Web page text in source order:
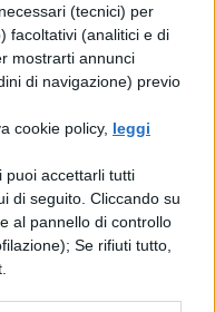
(tecnici) per
facoltativi (analitici e di
mostrarti annunci
di navigazione) previo
cookie policy, leggi
puoi accettarli tutti
di seguito. Cliccando su
al pannello di controllo
Se rifiuti tutto,
stare in società
puro caso, un
a Yamato
e popolare
subito colpito
diversa da
che cadrebbero
Mei è